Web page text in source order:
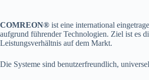
COMREON® ist eine international
aufgrund führender Technologien. Ziel ist es
Leistungsverhältnis auf dem Markt.
Die Systeme sind benutzerfreundlich,